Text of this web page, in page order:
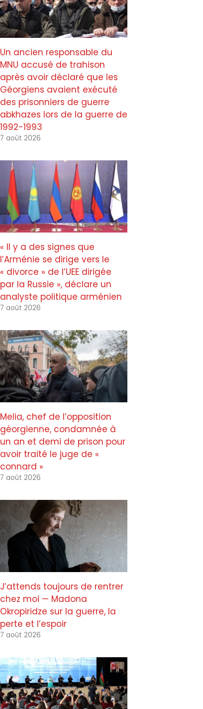
Un ancien responsable du
MNU accusé de trahison
après avoir déclaré que les
Géorgiens avaient exécuté
des prisonniers de guerre
abkhazes lors de la guerre de
1992-1993
7 août 2026
« Il y a des signes que
l’Arménie se dirige vers le
« divorce » de l’UEE dirigée
par la Russie », déclare un
analyste politique arménien
7 août 2026
Melia, chef de l’opposition
géorgienne, condamnée à
un an et demi de prison pour
avoir traité le juge de «
connard »
7 août 2026
J’attends toujours de rentrer
chez moi — Madona
Okropiridze sur la guerre, la
perte et l’espoir
7 août 2026